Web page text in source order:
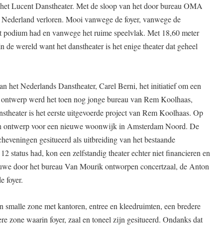
Lucent Danstheater. Met de sloop van het door bureau OMA
verloren. Mooi vanwege de foyer, vanwege de
had en vanwege het ruime speelvlak. Met 18,60 meter
wereld want het danstheater is het enige theater dat geheel
het Nederlands Danstheater, Carel Berni, het initiatief om een
werd het toen nog jonge bureau van Rem Koolhaas,
is het eerste uitgevoerde project van Rem Koolhaas. Op
ontwerp voor een nieuwe woonwijk in Amsterdam Noord. De
gesitueerd als uitbreiding van het bestaande
status had, kon een zelfstandig theater echter niet financieren en
door het bureau Van Mourik ontworpen concertzaal, de Anton
foyer.
zone met kantoren, entree en kleedruimten, een bredere
zone waarin foyer, zaal en toneel zijn gesitueerd. Ondanks dat